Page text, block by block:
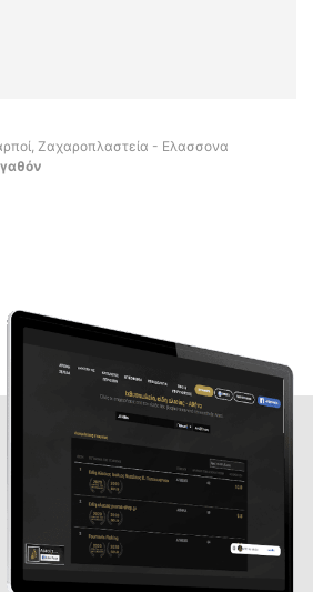
Ζαχαροπλαστεία - Ελασσονα